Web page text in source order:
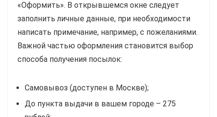
«Оформить». В открывшемся окне следует
заполнить личные данные, при необходимости
написать примечание, например, с пожеланиями.
Важной частью оформления становится выбор
способа получения посылок:
Самовывоз (доступен в Москве);
До пункта выдачи в вашем городе – 275